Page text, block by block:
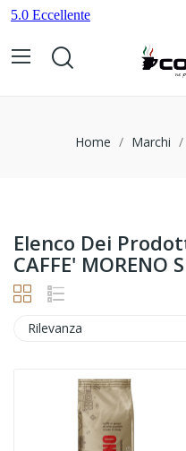
Home Marchi
Elenco Dei
CAFFE' MORENO
Rilevanza